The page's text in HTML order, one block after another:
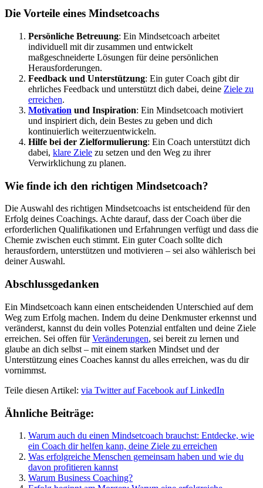
Die Vorteile eines Mindsetcoachs
Persönliche Betreuung: Ein Mindsetcoach arbeitet
individuell mit dir zusammen und entwickelt
maßgeschneiderte Lösungen für deine persönlichen
Herausforderungen.
Feedback und Unterstützung: Ein guter Coach gibt dir
ehrliches Feedback und unterstützt dich dabei, deine Ziele zu
erreichen.
Motivation und Inspiration: Ein Mindsetcoach motiviert
und inspiriert dich, dein Bestes zu geben und dich
kontinuierlich weiterzuentwickeln.
Hilfe bei der Zielformulierung: Ein Coach unterstützt dich
dabei, klare Ziele zu setzen und den Weg zu ihrer
Verwirklichung zu planen.
Wie finde ich den richtigen Mindsetcoach?
Die Auswahl des richtigen Mindsetcoachs ist entscheidend für den
Erfolg deines Coachings. Achte darauf, dass der Coach über die
erforderlichen Qualifikationen und Erfahrungen verfügt und dass die
Chemie zwischen euch stimmt. Ein guter Coach sollte dich
herausfordern, unterstützen und motivieren – sei also wählerisch bei
deiner Auswahl.
Abschlussgedanken
Ein Mindsetcoach kann einen entscheidenden Unterschied auf dem
Weg zum Erfolg machen. Indem du deine Denkmuster erkennst und
veränderst, kannst du dein volles Potenzial entfalten und deine Ziele
erreichen. Sei offen fürVeränderungen, sei bereit zu lernen und
glaube an dich selbst – mit einem starken Mindset und der
Unterstützung eines Coaches kannst du alles erreichen, was du dir
vornimmst.
Teile diesen Artikel: via Twitter auf Facebook auf LinkedIn
Ähnliche Beiträge:
Warum auch du einen Mindsetcoach brauchst: Entdecke, wie
ein Coach dir helfen kann, deine Ziele zu erreichen
Was erfolgreiche Menschen gemeinsam haben und wie du
davon profitieren kannst
Warum Business Coaching?